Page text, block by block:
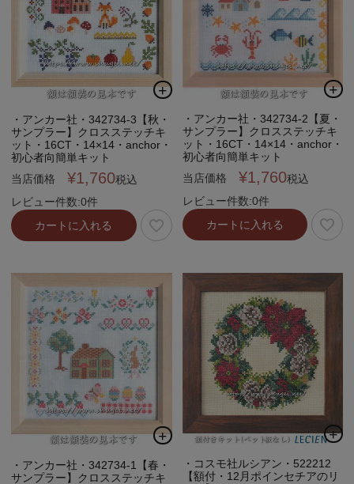
・アンカー社・342734-3【秋・
サンプラー】クロスステッチキ
ット・16CT・14×14・anchor・
初心者向簡単キット
当店価格
¥1,760税込
レビュー件数:0件
カートに入れる
・アンカー社・342734-2【夏・
サンプラー】クロスステッチキ
ット・16CT・14×14・anchor・
初心者向簡単キット
当店価格
¥1,760税込
レビュー件数:0件
カートに入れる
・アンカー社・342734-1【春・
サンプラー】クロスステッチキ
・コスモ社ルシアン・522212
【額付・12月ポインセチアのリ